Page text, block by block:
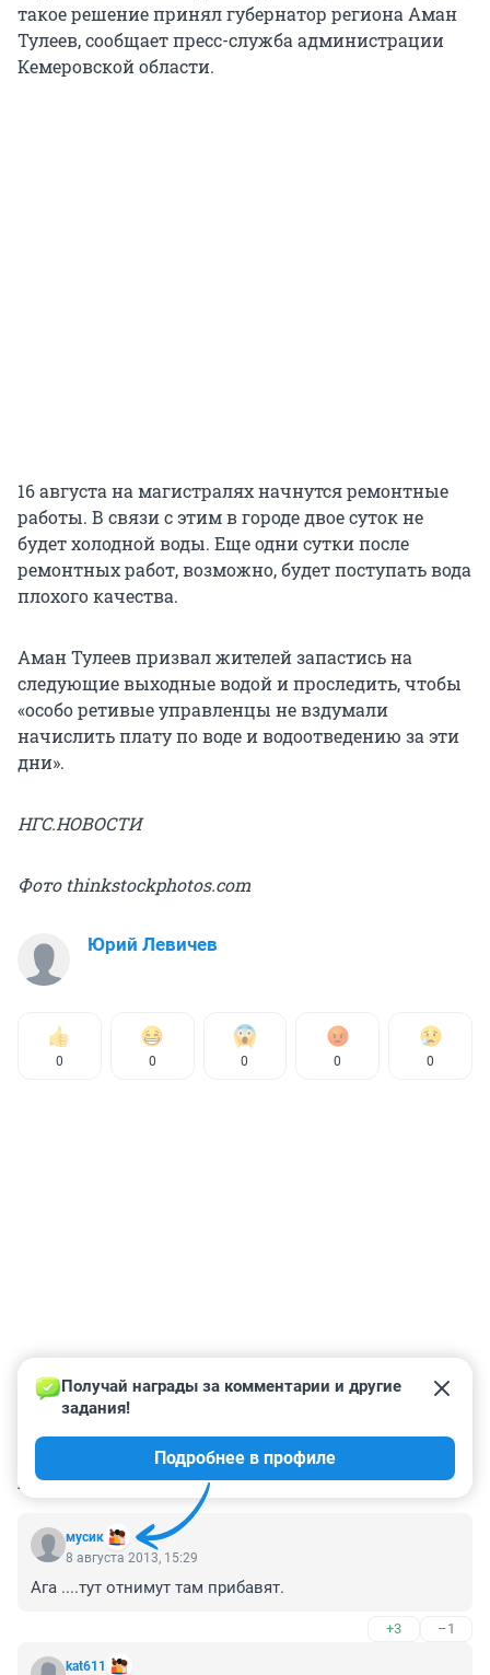
такое решение принял губернатор региона Аман
Тулеев, сообщает пресс-служба администрации
Кемеровской области.
16 августа на магистралях начнутся ремонтные
работы. В связи с этим в городе двое суток не
будет холодной воды. Еще одни сутки после
ремонтных работ, возможно, будет поступать вода
плохого качества.
Аман Тулеев призвал жителей запастись на
следующие выходные водой и проследить, чтобы
«особо ретивые управленцы не вздумали
начислить плату по воде и водоотведению за эти
дни».
НГС.НОВОСТИ
Фото thinkstockphotos.com
Юрий Левичев
0 0 0 0 0
КОММЕНТАРИИ 6
мусик
Получай награды за комментарии и другие
задания!
Подробнее в профиле
8 августа 2013, 15:29
Ага ....тут отнимут там прибавят.
+3 –1
kat611